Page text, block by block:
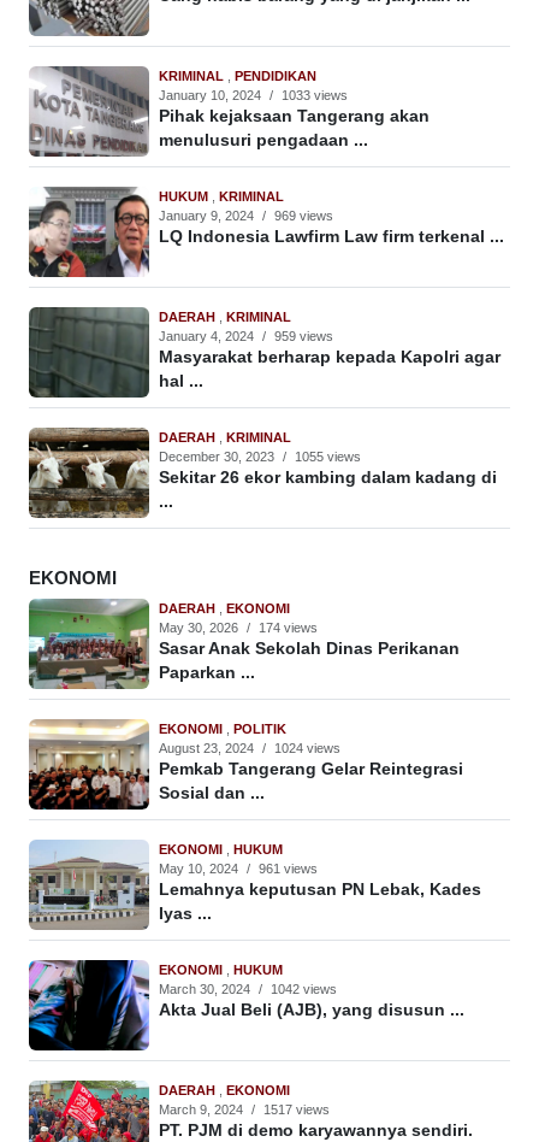
KRIMINAL
PENDIDIKAN
January 10, 2024 / 1033 views
Pihak kejaksaan Tangerang akan
menulusuri pengadaan ...
HUKUM
KRIMINAL
January 9, 2024 / 969 views
LQ Indonesia Lawfirm Law firm terkenal ...
DAERAH
KRIMINAL
January 4, 2024 / 959 views
Masyarakat berharap kepada Kapolri agar
hal ...
DAERAH
KRIMINAL
December 30, 2023 / 1055 views
Sekitar 26 ekor kambing dalam kadang di
...
EKONOMI
DAERAH
EKONOMI
May 30, 2026 / 174 views
Sasar Anak Sekolah Dinas Perikanan
Paparkan ...
EKONOMI
POLITIK
August 23, 2024 / 1024 views
Pemkab Tangerang Gelar Reintegrasi
Sosial dan ...
EKONOMI
HUKUM
May 10, 2024 / 961 views
Lemahnya keputusan PN Lebak, Kades
Iyas ...
EKONOMI
HUKUM
March 30, 2024 / 1042 views
Akta Jual Beli (AJB), yang disusun ...
DAERAH
EKONOMI
March 9, 2024 / 1517 views
PT. PJM di demo karyawannya sendiri.